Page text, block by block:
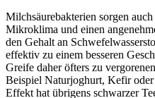
Milchsäurebakterien sorgen
Mikroklima und einen
den Gehalt an
effektiv zu einem besseren
Greife daher öfters zu
Beispiel Naturjoghurt, Kefir
Effekt hat übrigens schwarzer